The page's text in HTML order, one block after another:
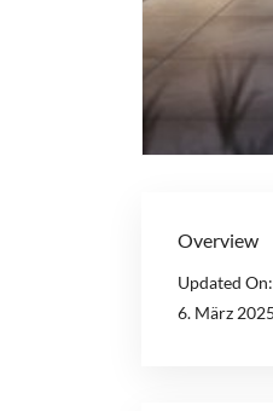
Overview
Updated On:
6. März 2025